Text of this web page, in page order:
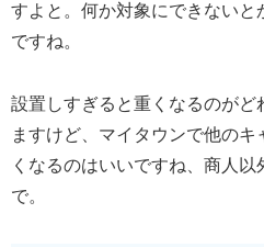
すよと。何か対象にできないと
ですね。
設置しすぎると重くなるのがど
ますけど、マイタウンで他の
くなるのはいいですね、商人
で。